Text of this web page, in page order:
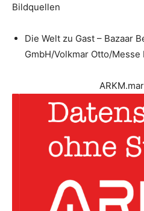
Bildquellen
Die Welt zu Gast – Bazaar
GmbH/Volkmar Otto/Messe